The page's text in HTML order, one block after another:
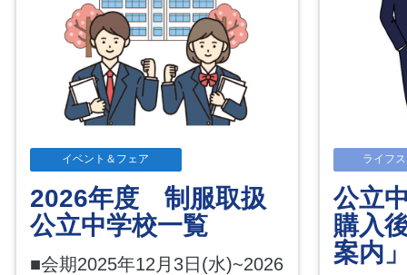
イベント＆フェア
2026年度 制服取扱
公立中学校一覧
■会期2025年12月3日(水)~2026
ライフ
公立
購入
案内